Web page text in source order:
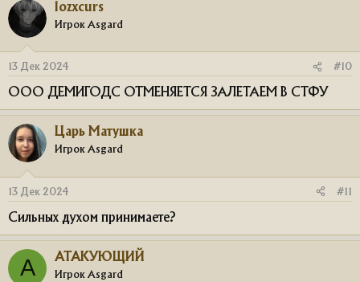
lozxcurs
Игрок Asgard
13 Дек 2024 #10
ООО ДЕМИГОДС ОТМЕНЯЕТСЯ ЗАЛЕТАЕМ В СТФУ
Царь Матушка
Игрок Asgard
13 Дек 2024 #11
Сильных духом принимаете?
А АТАКУЮЩИЙ
Игрок Asgard